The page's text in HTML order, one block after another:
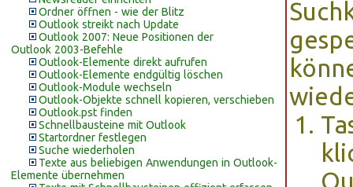
Ordner öffnen - wie der Blitz
Outlook streikt nach Update
Outlook 2007: Neue Positionen der
Outlook 2003-Befehle
Outlook-Elemente direkt aufrufen
Outlook-Elemente endgültig löschen
Outlook-Module wechseln
Outlook-Objekte schnell kopieren, verschieben
Outlook.pst finden
Schnellbausteine mit Outlook
Startordner festlegen
Suche wiederholen
Texte aus beliebigen Anwendungen in Outlook-
Elemente übernehmen